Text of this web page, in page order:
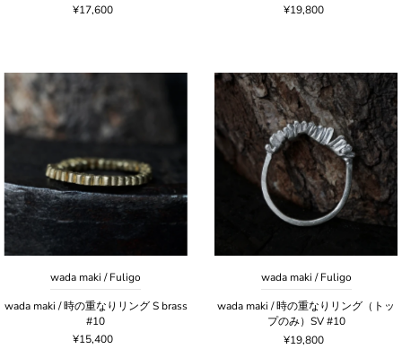
¥17,600
¥19,800
wada maki / Fuligo
wada maki / 時の重なりリング S brass
#10
¥15,400
wada maki / Fuligo
wada maki / 時の重なりリング（トッ
プのみ）SV #10
¥19,800